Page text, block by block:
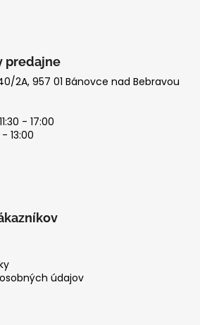
predajne
2A, 957 01 Bánovce nad Bebravou
- 17:00
- 13:00
údajov